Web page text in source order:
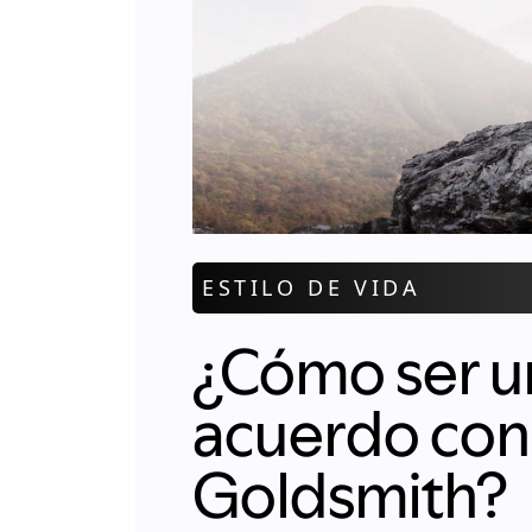
ESTILO DE VIDA
¿Cómo ser
acuerdo
Goldsmith?